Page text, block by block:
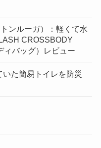
ンルーガ）：軽くて水
CROSSBODY
ィバッグ）レビュー
いた簡易トイレを防災